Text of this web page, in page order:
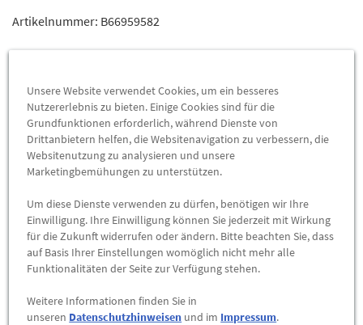
Artikelnummer: B66959582
Preis inkl.19%MwSt.
Versandkostenfrei
Abholung
Abholbar andiesen Standorten
-
Unsere Website verwendet Cookies, um ein besseres
Nutzererlebnis zu bieten. Einige Cookies sind für die
Grundfunktionen erforderlich, während Dienste von
Drittanbietern helfen, die Websitenavigation zu verbessern, die
Websitenutzung zu analysieren und unsere
Marketingbemühungen zu unterstützen.
Um diese Dienste verwenden zu dürfen, benötigen wir Ihre
Einwilligung. Ihre Einwilligung können Sie jederzeit mit Wirkung
für die Zukunft widerrufen oder ändern. Bitte beachten Sie, dass
auf Basis Ihrer Einstellungen womöglich nicht mehr alle
Funktionalitäten der Seite zur Verfügung stehen.
Weitere Informationen finden Sie in
unseren Datenschutzhinweisen und im Impressum.